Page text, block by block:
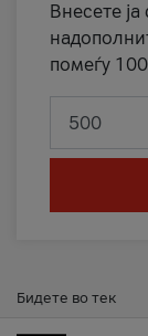
Внесете ја
помеѓу
Бидете во тек